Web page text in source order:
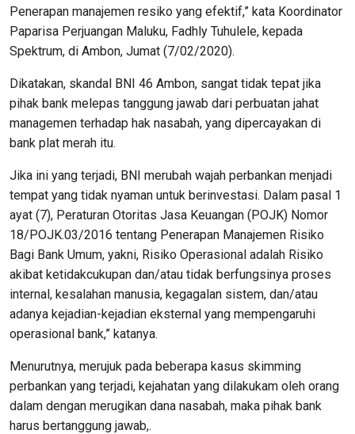
Penerapan manajemen resiko yang efektif,” kata Koordinator
Paparisa Perjuangan Maluku, Fadhly Tuhulele, kepada
Spektrum, di Ambon, Jumat (7/02/2020).
Dikatakan, skandal BNI 46 Ambon, sangat tidak tepat jika
pihak bank melepas tanggung jawab dari perbuatan jahat
managemen terhadap hak nasabah, yang dipercayakan di
bank plat merah itu.
Jika ini yang terjadi, BNI merubah wajah perbankan menjadi
tempat yang tidak nyaman untuk berinvestasi. Dalam pasal 1
ayat (7), Peraturan Otoritas Jasa Keuangan (POJK) Nomor
18/POJK.03/2016 tentang Penerapan Manajemen Risiko
Bagi Bank Umum, yakni, Risiko Operasional adalah Risiko
akibat ketidakcukupan dan/atau tidak berfungsinya proses
internal, kesalahan manusia, kegagalan sistem, dan/atau
adanya kejadian-kejadian eksternal yang mempengaruhi
operasional bank,” katanya.
Menurutnya, merujuk pada beberapa kasus skimming
perbankan yang terjadi, kejahatan yang dilakukam oleh orang
dalam dengan merugikan dana nasabah, maka pihak bank
harus bertanggung jawab,.